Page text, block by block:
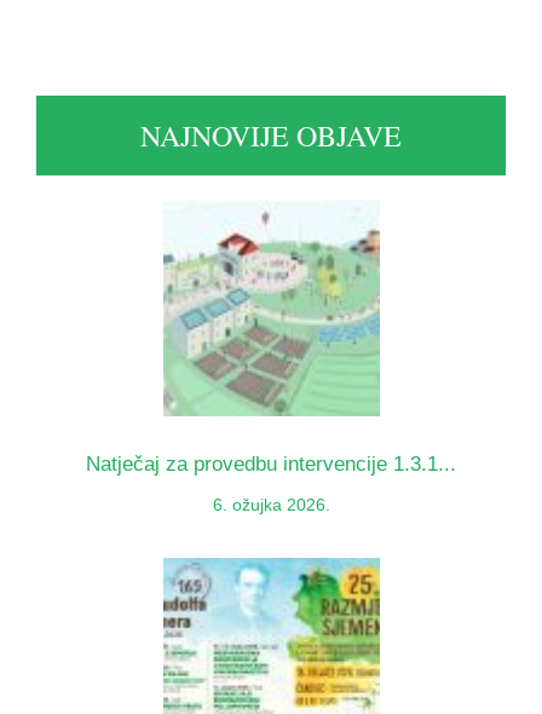
NAJNOVIJE OBJAVE
Natječaj za provedbu intervencije 1.3.1...
6. ožujka 2026.